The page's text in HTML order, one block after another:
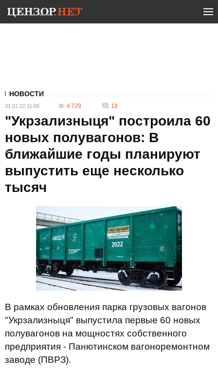
НОВОСТИ
31.01.22 11:09 4 729 18
"Укрзализныця" построила 60
новых полувагонов: В
ближайшие годы планируют
выпустить еще несколько
тысяч
В рамках обновления парка грузовых вагонов
"Укрзализныця" выпустила первые 60 новых
полувагонов на мощностях собственного
предприятия - Панютинском вагоноремонтном
заводе (ПВРЗ).